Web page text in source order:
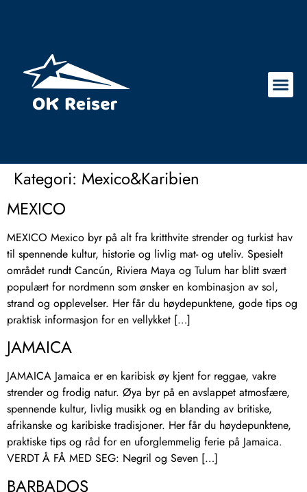
Kategori: Mexico&Karibien
MEXICO
MEXICO Mexico byr på alt fra kritthvite strender og turkist hav
til spennende kultur, historie og livlig mat- og uteliv. Spesielt
området rundt Cancún, Riviera Maya og Tulum har blitt svært
populært for nordmenn som ønsker en kombinasjon av sol,
strand og opplevelser. Her får du høydepunktene, gode tips og
praktisk informasjon for en vellykket […]
JAMAICA
JAMAICA Jamaica er en karibisk øy kjent for reggae, vakre
strender og frodig natur. Øya byr på en avslappet atmosfære,
spennende kultur, livlig musikk og en blanding av britiske,
afrikanske og karibiske tradisjoner. Her får du høydepunktene,
praktiske tips og råd for en uforglemmelig ferie på Jamaica.
VERDT Å FÅ MED SEG: Negril og Seven […]
BARBADOS